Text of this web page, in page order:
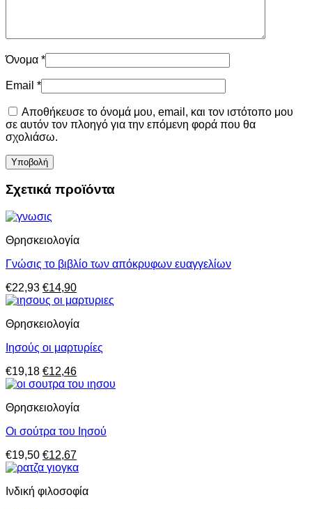
Όνομα *
Email *
Αποθήκευσε το όνομά μου, email, και τον ιστότοπο μου
σε αυτόν τον πλοηγό για την επόμενη φορά που θα
σχολιάσω.
Σχετικά προϊόντα
Θρησκειολογία
Γνώσις το βιβλίο των απόκρυφων ευαγγελίων
€22,93 Original
price
€22,93.
€14,90Η
τρέχουσα
είναι:
Θρησκειολογία
Ιησούς οι μαρτυρίες
€19,18 Original
price
€19,18.
€12,46Η
τρέχουσα
είναι:
Θρησκειολογία
Οι σούτρα του Ιησού
€19,50 Original
price
€19,50.
€12,67Η
τρέχουσα
είναι:
Ινδική φιλοσοφία